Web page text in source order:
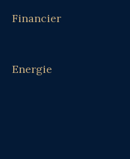
Financier
Energie